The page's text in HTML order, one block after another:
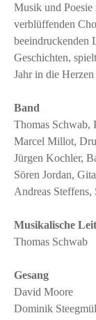
Musik und Poesie
verblüffenden
beeindruckenden
Geschichten,
Jahr in die Herzen
Band
Thomas Schwab,
Marcel Millot,
Jürgen Kochler,
Sören Jordan,
Andreas Steffens,
Musikalische
Thomas Schwab
Gesang
David Moore
Dominik